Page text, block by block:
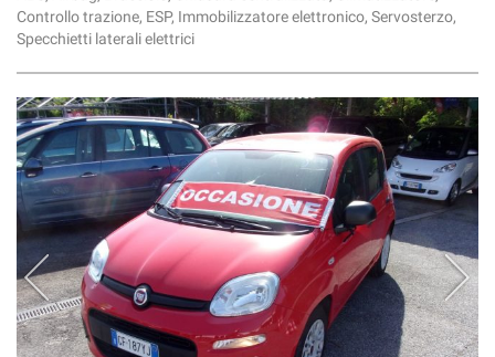
Controllo trazione, ESP, Immobilizzatore elettronico, Servosterzo,
Specchietti laterali elettrici